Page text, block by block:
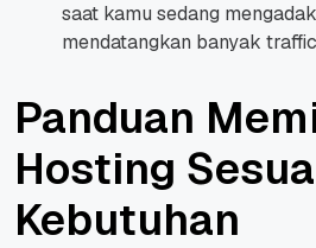
saat kamu sedang
mendatangkan banyak traffic
Panduan
Hosting
Kebutuhan